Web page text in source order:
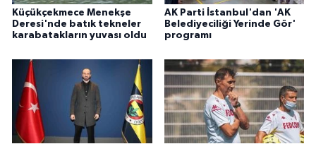
Küçükçekmece Menekşe
Deresi'nde batık tekneler
karabatakların yuvası oldu
AK Parti İstanbul'dan 'AK
Belediyeciliği Yerinde Gör'
programı
Turizm
ÜLKE GÜNDEMİ
YEREL